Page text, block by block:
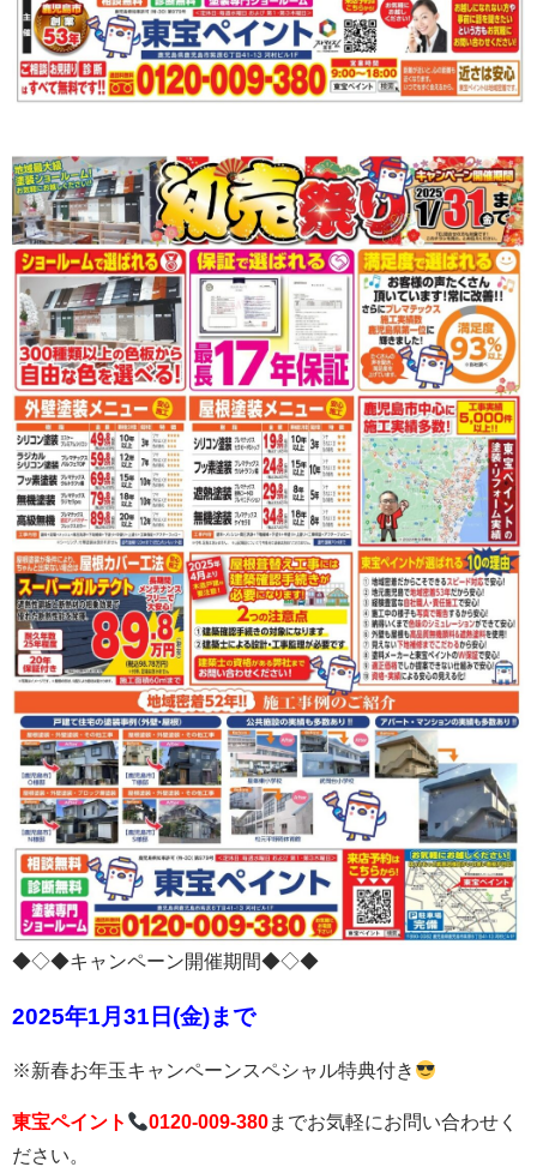
◆◇◆キャンペーン開催期間◆◇◆
2025年1月31日(金)まで
※新春お年玉キャンペーンスペシャル特典付き
東宝ペイント 0120-009-380までお気軽にお問い合わせく
ださい。